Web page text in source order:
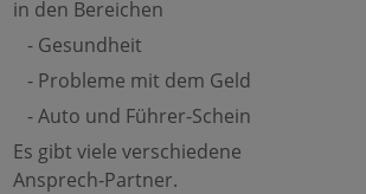
in den Bereichen
- Gesundheit
- Probleme mit dem Geld
- Auto und Führer-Schein
Es gibt viele verschiedene
Ansprech-Partner.